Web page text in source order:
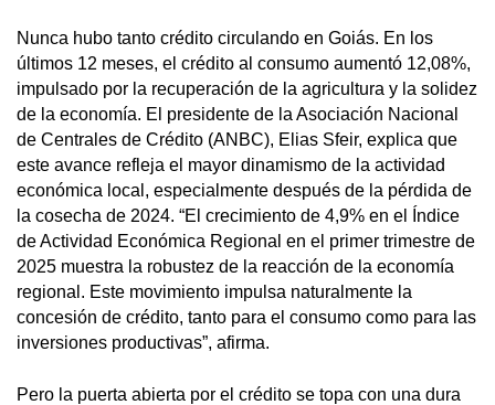
Nunca hubo tanto crédito circulando en Goiás. En los
últimos 12 meses, el crédito al consumo aumentó 12,08%,
impulsado por la recuperación de la agricultura y la solidez
de la economía. El presidente de la Asociación Nacional
de Centrales de Crédito (ANBC), Elias Sfeir, explica que
este avance refleja el mayor dinamismo de la actividad
económica local, especialmente después de la pérdida de
la cosecha de 2024. “El crecimiento de 4,9% en el Índice
de Actividad Económica Regional en el primer trimestre de
2025 muestra la robustez de la reacción de la economía
regional. Este movimiento impulsa naturalmente la
concesión de crédito, tanto para el consumo como para las
inversiones productivas”, afirma.
Pero la puerta abierta por el crédito se topa con una dura